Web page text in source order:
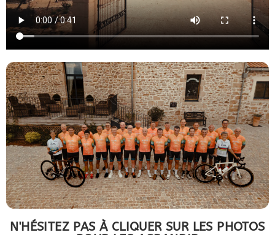
N'HÉSITEZ PAS À CLIQUER SUR LES PHOTOS